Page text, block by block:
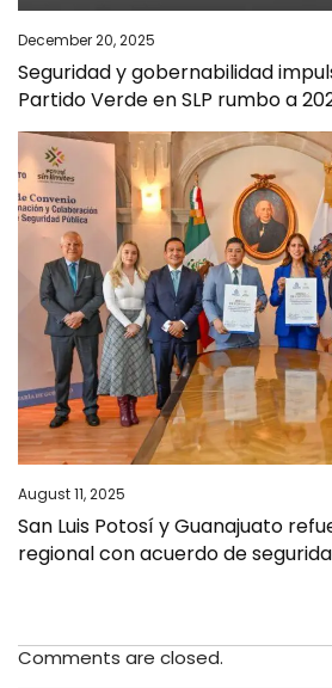
December 20, 2025
Seguridad y gobernabilidad
Partido Verde en SLP rumbo a
August 11, 2025
San Luis Potosí y Guanajuato
regional con acuerdo de
Comments are closed.